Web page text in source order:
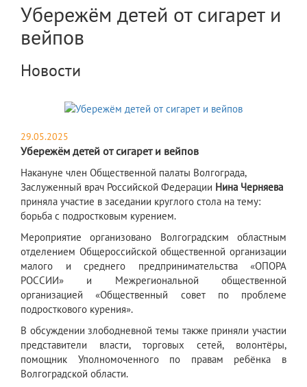
Убережём детей от сигарет и
вейпов
Новости
29.05.2025
Убережём детей от сигарет и вейпов
​Накануне член Общественной палаты Волгограда,
Заслуженный врач Российской Федерации Нина Черняева
приняла участие в заседании круглого стола на тему:
борьба с подростковым курением.
Мероприятие организовано Волгоградским областным
отделением Общероссийской общественной организации
малого и среднего предпринимательства «ОПОРА
РОССИИ» и Межрегиональной общественной
организацией «Общественный совет по проблеме
подросткового курения».
В обсуждении злободневной темы также приняли участии
представители власти, торговых сетей, волонтёры,
помощник Уполномоченного по правам ребёнка в
Волгоградской области.